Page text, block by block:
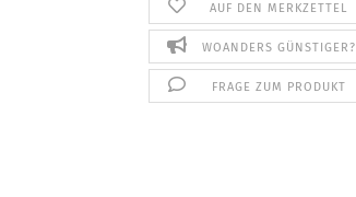
AUF DEN MERKZETTEL
WOANDERS GÜNSTIGER?
FRAGE ZUM PRODUKT